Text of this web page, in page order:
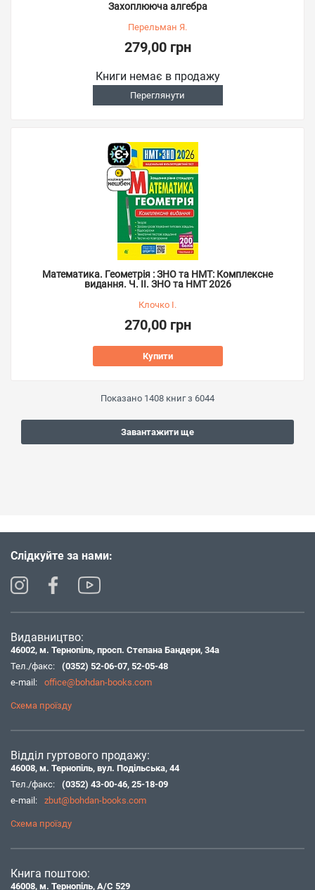
Захоплююча алгебра
Перельман Я.
279,00 грн
Книги немає в продажу
Переглянути
Математика. Геометрія : ЗНО та НМТ: Комплексне
видання. Ч. ІІ. ЗНО та НМТ 2026
Клочко І.
270,00 грн
Купити
Показано 1408 книг з 6044
Завантажити ще
Слідкуйте за нами:
Видавництво:
46002, м. Тернопіль, просп. Степана Бандери, 34а
Тел./факс:
(0352) 52-06-07, 52-05-48
e-mail:
office@bohdan-books.com
Схема проїзду
Відділ гуртового продажу:
46008, м. Тернопіль, вул. Подільська, 44
Тел./факс:
(0352) 43-00-46, 25-18-09
e-mail:
zbut@bohdan-books.com
Схема проїзду
Книга поштою:
46008, м. Тернопіль, А/С 529